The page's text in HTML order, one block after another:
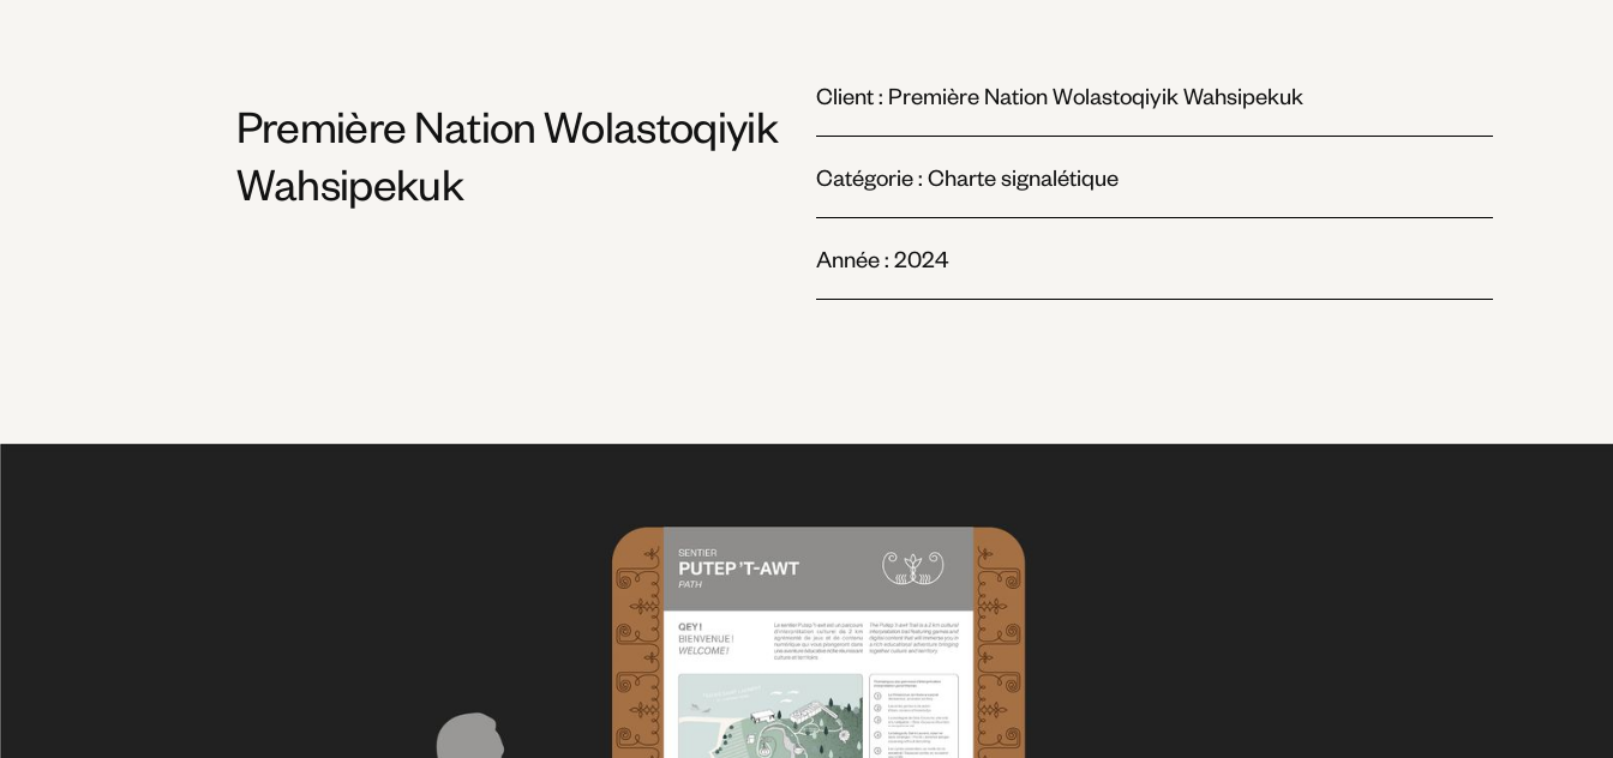
Première Nation Wolastoqiyik
Wahsipekuk
Client : Première Nation Wolastoqiyik Wahsipekuk
Catégorie : Charte signalétique
Année : 2024